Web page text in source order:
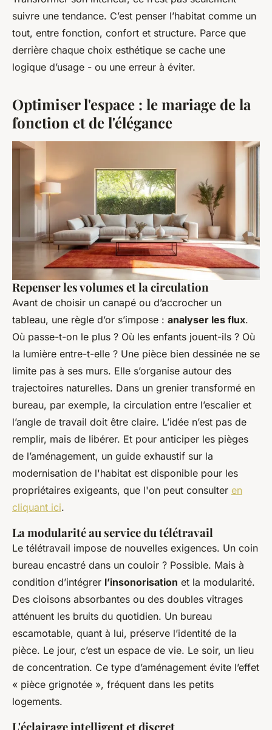
suivre une tendance. C’est penser l’habitat comme un
tout, entre fonction, confort et structure. Parce que
derrière chaque choix esthétique se cache une
logique d’usage - ou une erreur à éviter.
Optimiser l'espace : le mariage de la
fonction et de l'élégance
Repenser les volumes et la circulation
Avant de choisir un canapé ou d’accrocher un
tableau, une règle d’or s’impose : analyser les flux.
Où passe-t-on le plus ? Où les enfants jouent-ils ? Où
la lumière entre-t-elle ? Une pièce bien dessinée ne se
limite pas à ses murs. Elle s’organise autour des
trajectoires naturelles. Dans un grenier transformé en
bureau, par exemple, la circulation entre l’escalier et
l’angle de travail doit être claire. L’idée n’est pas de
remplir, mais de libérer. Et pour anticiper les pièges
de l’aménagement, un guide exhaustif sur la
modernisation de l'habitat est disponible pour les
propriétaires exigeants, que l'on peut consulter en
cliquant ici.
La modularité au service du télétravail
Le télétravail impose de nouvelles exigences. Un coin
bureau encastré dans un couloir ? Possible. Mais à
condition d’intégrer l’insonorisation et la modularité.
Des cloisons absorbantes ou des doubles vitrages
atténuent les bruits du quotidien. Un bureau
escamotable, quant à lui, préserve l’identité de la
pièce. Le jour, c’est un espace de vie. Le soir, un lieu
de concentration. Ce type d’aménagement évite l’effet
« pièce grignotée », fréquent dans les petits
logements.
L'éclairage intelligent et discret